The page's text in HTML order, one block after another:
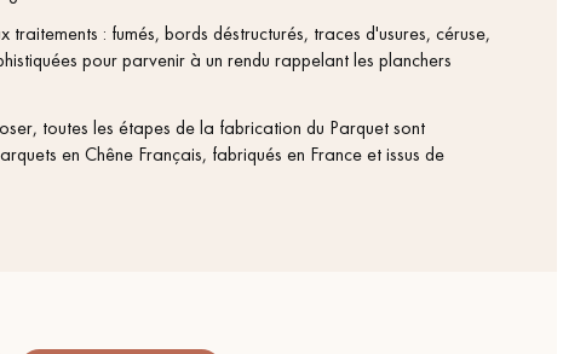
personnalisé
traitements : fumés, bords déstructurés, traces d'usures, céruse,
pour parvenir à un rendu rappelant les planchers
toutes les étapes de la fabrication du Parquet sont
en Chêne Français, fabriqués en France et issus de